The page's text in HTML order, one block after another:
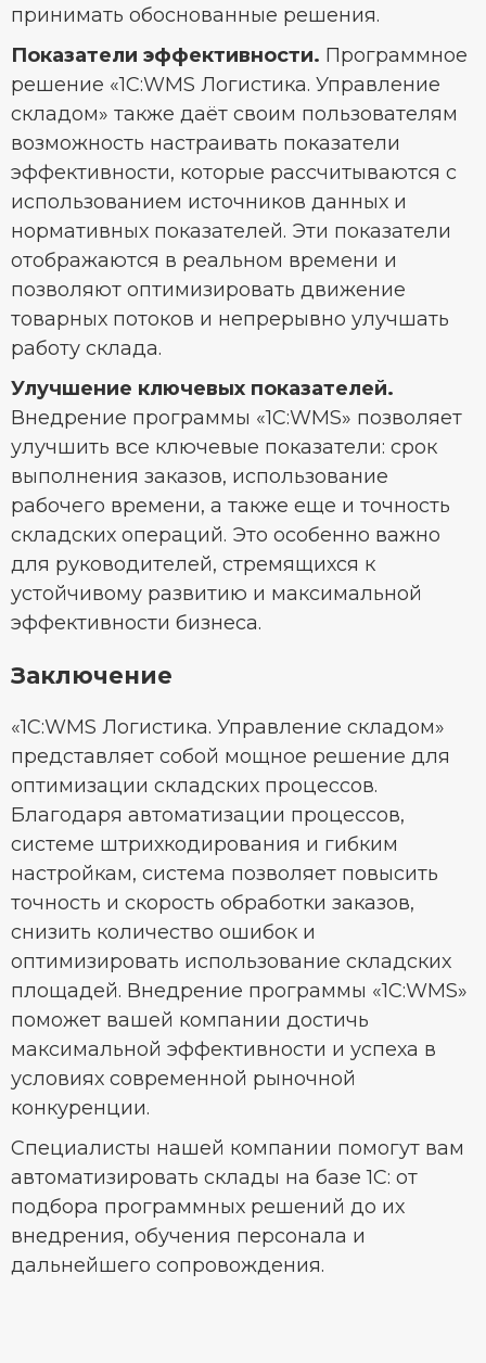
принимать обоснованные решения.
Показатели эффективности. Программное
решение «1С:WMS Логистика. Управление
складом» также даёт своим пользователям
возможность настраивать показатели
эффективности, которые рассчитываются с
использованием источников данных и
нормативных показателей. Эти показатели
отображаются в реальном времени и
позволяют оптимизировать движение
товарных потоков и непрерывно улучшать
работу склада.
Улучшение ключевых показателей.
Внедрение программы «1С:WMS» позволяет
улучшить все ключевые показатели: срок
выполнения заказов, использование
рабочего времени, а также еще и точность
складских операций. Это особенно важно
для руководителей, стремящихся к
устойчивому развитию и максимальной
эффективности бизнеса.
Заключение
«1С:WMS Логистика. Управление складом»
представляет собой мощное решение для
оптимизации складских процессов.
Благодаря автоматизации процессов,
системе штрихкодирования и гибким
настройкам, система позволяет повысить
точность и скорость обработки заказов,
снизить количество ошибок и
оптимизировать использование складских
площадей. Внедрение программы «1С:WMS»
поможет вашей компании достичь
максимальной эффективности и успеха в
условиях современной рыночной
конкуренции.
Специалисты нашей компании помогут вам
автоматизировать склады на базе 1С: от
подбора программных решений до их
внедрения, обучения персонала и
дальнейшего сопровождения.